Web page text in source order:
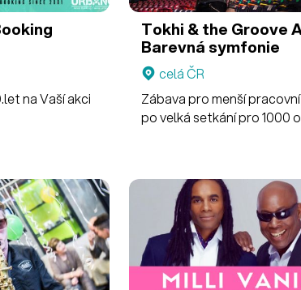
na Vaší akci
Tokhi & the Groove
Barevná symfonie
celá ČR
Zábava pro menší
po velká setkání pro 1000